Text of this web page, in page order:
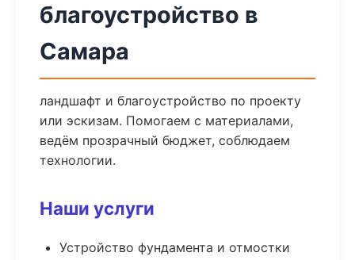
благоустройство в
Самара
ландшафт и благоустройство по проекту
или эскизам. Помогаем с материалами,
ведём прозрачный бюджет, соблюдаем
технологии.
Наши услуги
Устройство фундамента и отмостки